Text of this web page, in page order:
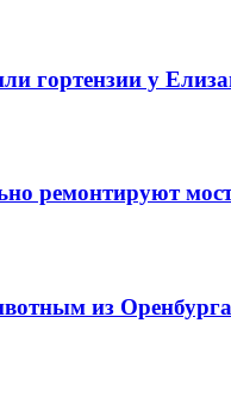
гортензии у
ремонтируют
из